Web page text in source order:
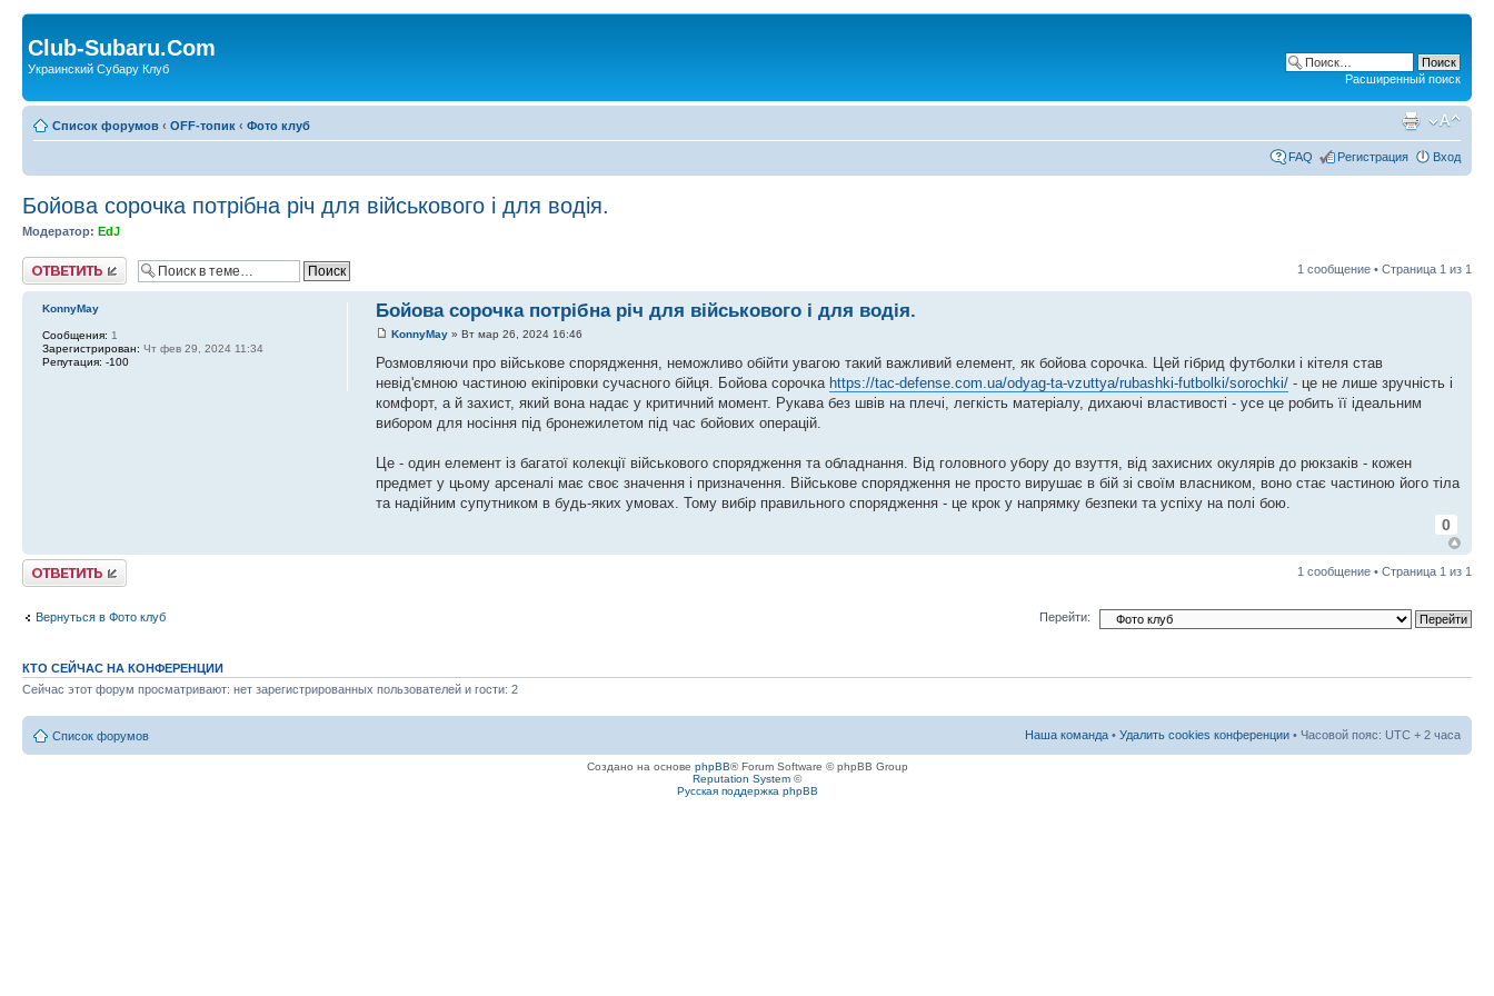
Club-Subaru.Com
Украинский Субару Клуб
Расширенный поиск
Список форумов ‹ OFF-топик ‹ Фото клуб
FAQ Регистрация Вход
Бойова сорочка потрібна річ для військового і для водія.
Модератор: EdJ
Ответить 1 сообщение • Страница 1 из 1
Бойова сорочка потрібна річ для військового і для водія.
KonnyMay » Вт мар 26, 2024 16:46
Розмовляючи про військове спорядження, неможливо обійти увагою такий важливий елемент, як бойова сорочка. Цей гібрид футболки і кітеля став
невід'ємною частиною екіпіровки сучасного бійця. Бойова сорочка https://tac-defense.com.ua/odyag-ta-vzuttya/rubashki-futbolki/sorochki/ - це не лише зручність і
комфорт, а й захист, який вона надає у критичний момент. Рукава без швів на плечі, легкість матеріалу, дихаючі властивості - усе це робить її ідеальним
вибором для носіння під бронежилетом під час бойових операцій.
Це - один елемент із багатої колекції військового спорядження та обладнання. Від головного убору до взуття, від захисних окулярів до рюкзаків - кожен
предмет у цьому арсеналі має своє значення і призначення. Військове спорядження не просто вирушає в бій зі своїм власником, воно стає частиною його тіла
та надійним супутником в будь-яких умовах. Тому вибір правильного спорядження - це крок у напрямку безпеки та успіху на полі бою.
0
KonnyMay
Сообщения: 1
Зарегистрирован: Чт фев 29, 2024 11:34
Репутация: -100
Ответить 1 сообщение • Страница 1 из 1
Вернуться в Фото клуб Перейти:
КТО СЕЙЧАС НА КОНФЕРЕНЦИИ
Сейчас этот форум просматривают: нет зарегистрированных пользователей и гости: 2
Список форумов Наша команда • Удалить cookies конференции • Часовой пояс: UTC + 2 часа
Создано на основе phpBB® Forum Software © phpBB Group
Reputation System ©
Русская поддержка phpBB